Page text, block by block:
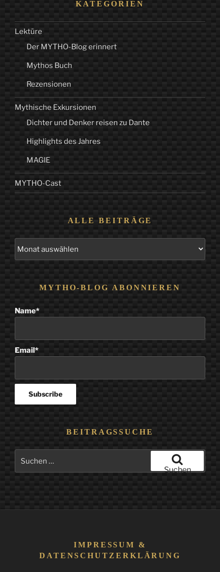
KATEGORIEN
Lektüre
Der MYTHO-Blog erinnert
Mythos Buch
Rezensionen
Mythische Exkursionen
Dichter und Denker reisen zu Dante
Highlights des Jahres
MAGIE
MYTHO-Cast
ALLE BEITRÄGE
MYTHO-BLOG ABONNIEREN
Name*
Email*
BEITRAGSSUCHE
nach:
Suchen
IMPRESSUM &
DATENSCHUTZERKLÄRUNG